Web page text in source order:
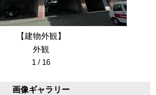
【建物外観】
外観
1 / 16
画像ギャラリー